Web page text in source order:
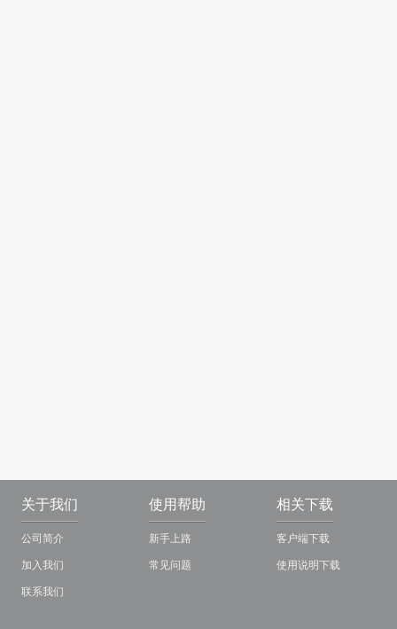
关于我们
公司简介
加入我们
联系我们
使用帮助
新手上路
常见问题
相关下载
客户端下载
使用说明下载